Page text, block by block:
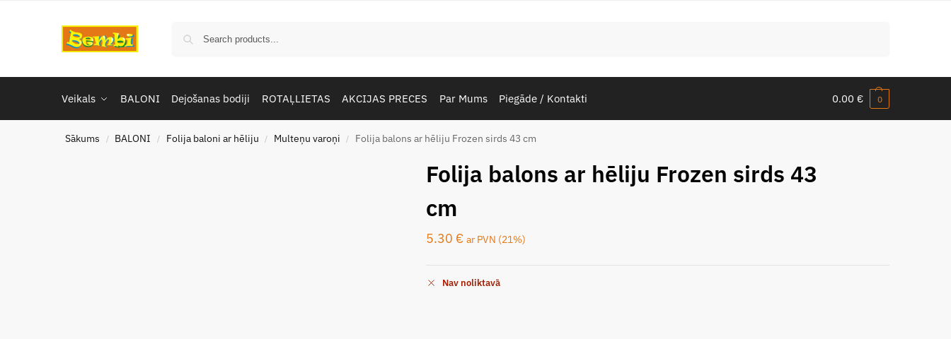
Veikals BALONI Dejošanas bodiji ROTAĻLIETAS AKCIJAS PRECES Par Mums Piegāde / Kontakti 0.00 € 0
Sākums / BALONI / Folija baloni ar hēliju / Multeņu varoņi / Folija balons ar hēliju Frozen sirds 43 cm
Folija balons ar hēliju Frozen sirds 43
cm
5.30 € ar PVN (21%)
Nav noliktavā